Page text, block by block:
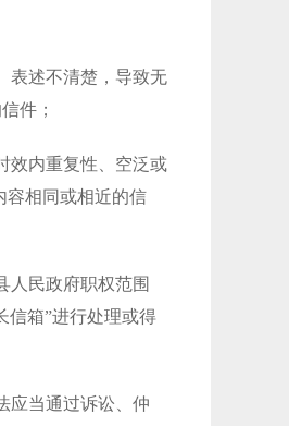
述不清楚，导致无
件；
内重复性、空泛或
容相同或相近的信
民政府职权范围
信箱”进行处理或得
当通过诉讼、仲